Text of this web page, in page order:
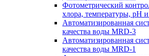
Фотометрический
хлора, температуры, рН
Автоматизированная
качества воды MRD-3
Автоматизированная
качества воды MRD-1